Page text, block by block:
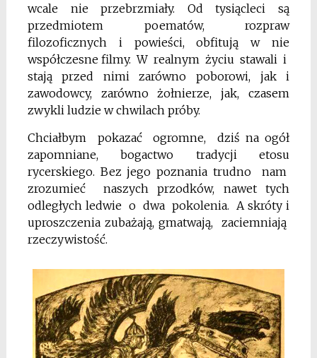
wcale nie przebrzmiały. Od tysiącleci są
przedmiotem poematów, rozpraw
filozoficznych i powieści, obfitują w nie
współczesne filmy. W realnym życiu stawali i
stająprzed nimi zarówno poborowi, jak i
zawodowcy, zarówno żołnierze, jak, czasem
zwykli ludzie w chwilach próby.
Chciałbym pokazać ogromne, dziśna ogół
zapomniane, bogactwo tradycjietosu
rycerskiego. Bez jego poznania trudno nam
zrozumieć naszychprzodków, nawet tych
odległych ledwie o dwa pokolenia. A skrótyi
uproszczenia zubażają, gmatwają, zaciemniają
rzeczywistość.